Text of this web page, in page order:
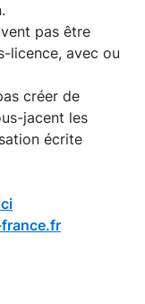
pas être
licence, avec ou
créer de
jacent les
écrite